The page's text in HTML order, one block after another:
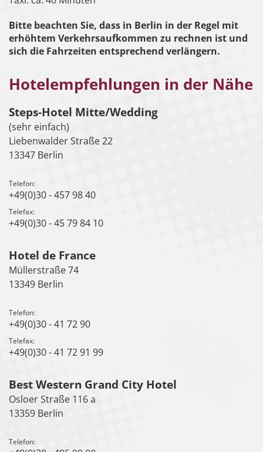
Bitte beachten Sie, dass in Berlin in der Regel mit
erhöhtem Verkehrsaufkommen zu rechnen ist und
sich die Fahrzeiten entsprechend verlängern.
Hotelempfehlungen in der Nähe
Steps-Hotel Mitte/Wedding
(sehr einfach)
Liebenwalder Straße 22
13347 Berlin
Telefon:
+49(0)30 - 457 98 40
Telefax:
+49(0)30 - 45 79 84 10
Hotel de France
Müllerstraße 74
13349 Berlin
Telefon:
+49(0)30 - 41 72 90
Telefax:
+49(0)30 - 41 72 91 99
Best Western Grand City Hotel
Osloer Straße 116 a
13359 Berlin
Telefon: